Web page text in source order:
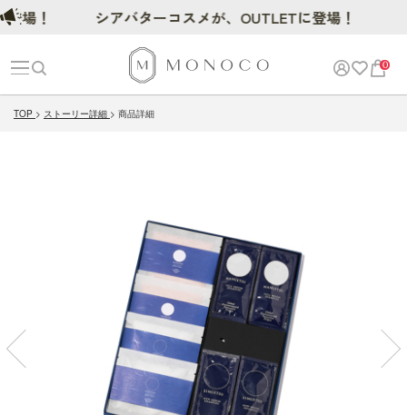
0
TOP ストーリー詳細 商品詳細
シアバターコスメが、OUTLETに登場！